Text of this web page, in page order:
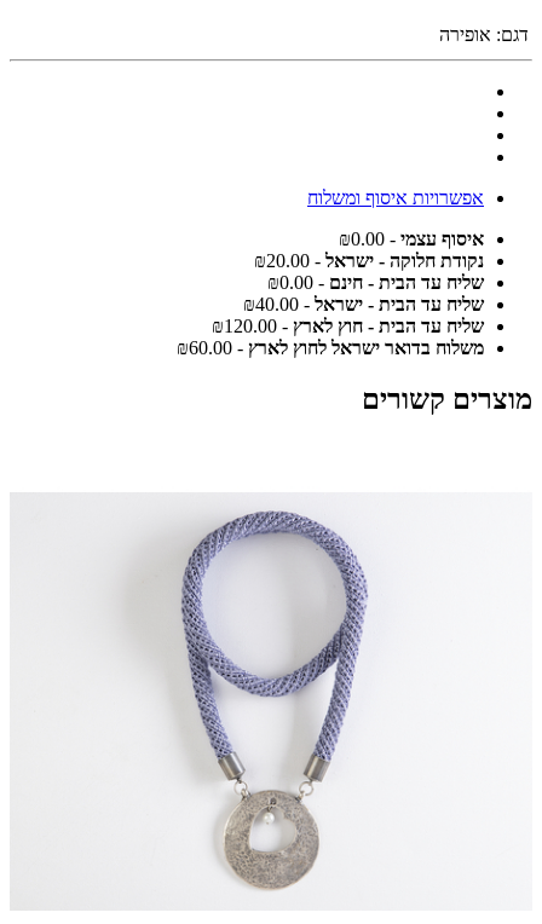
דגם: אופירה
אפשרויות איסוף ומשלוח
איסוף עצמי - ₪0.00
נקודת חלוקה - ישראל - ₪20.00
שליח עד הבית - חינם - ₪0.00
שליח עד הבית - ישראל - ₪40.00
שליח עד הבית - חוץ לארץ - ₪120.00
משלוח בדואר ישראל לחוץ לארץ - ₪60.00
מוצרים קשורים